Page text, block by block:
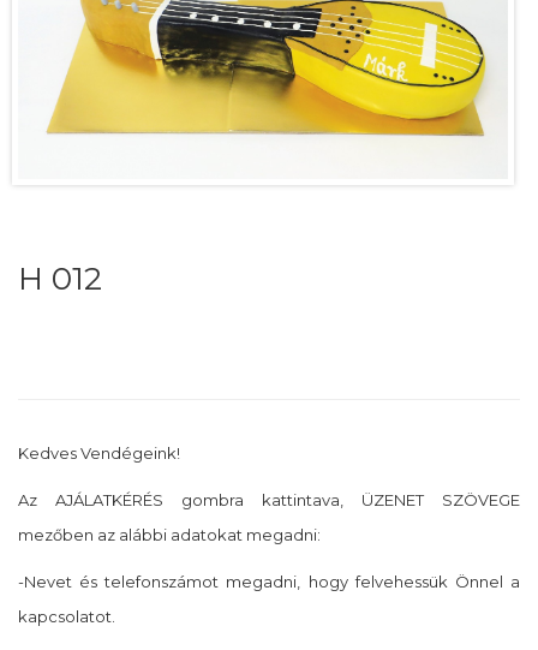
H 012
Kedves Vendégeink!
Az AJÁLATKÉRÉS gombra kattintava, ÜZENET SZÖVEGE
mezőben az alábbi adatokat megadni:
-Nevet és telefonszámot megadni, hogy felvehessük Önnel a
kapcsolatot.